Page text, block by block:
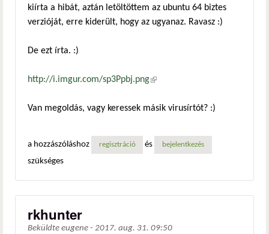
kiírta a hibát, aztán letöltöttem az ubuntu 64 biztes
verzióját, erre kiderült, hogy az ugyanaz. Ravasz :)
De ezt írta. :)
http://i.imgur.com/sp3Ppbj.png(külső hivatkozás)
Van megoldás, vagy keressek másik virusírtót? :)
a hozzászóláshoz regisztráció és bejelentkezés
szükséges
rkhunter
Beküldte eugene - 2017. aug. 31. 09:50